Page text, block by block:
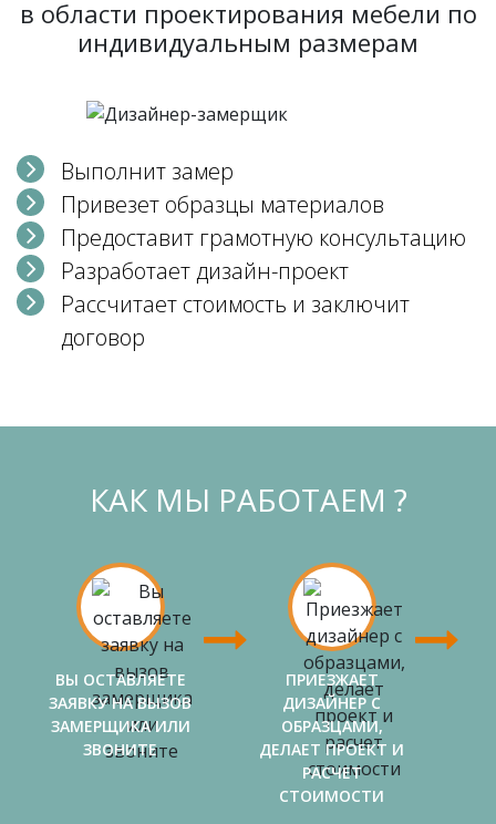
в области проектирования мебели по
индивидуальным размерам
Выполнит замер
Привезет образцы материалов
Предоставит грамотную консультацию
Разработает дизайн-проект
Рассчитает стоимость и заключит
договор
КАК МЫ РАБОТАЕМ ?
ВЫ ОСТАВЛЯЕТЕ
ЗАЯВКУ НА ВЫЗОВ
ЗАМЕРЩИКА ИЛИ
ЗВОНИТЕ
ПРИЕЗЖАЕТ
ДИЗАЙНЕР С
ОБРАЗЦАМИ,
ДЕЛАЕТ ПРОЕКТ И
РАСЧЕТ
СТОИМОСТИ